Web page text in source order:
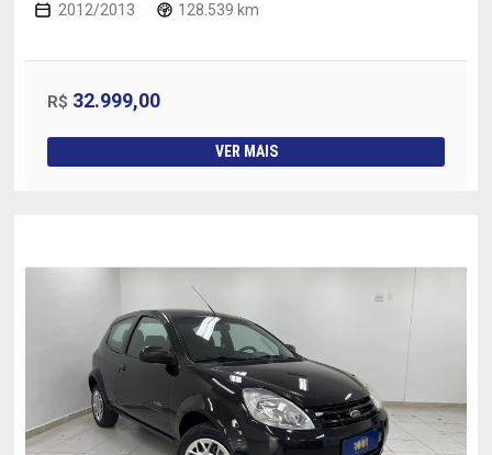
2012/2013 128.539 km
R$ 32.999,00
VER MAIS